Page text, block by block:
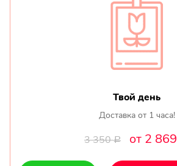
Твой день
Доставка от 1 часа!
3 350Р от 2 869